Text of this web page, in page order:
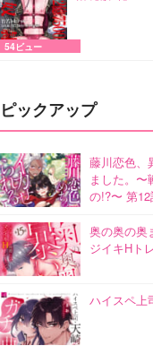
54ビュー
ピックアップ
藤川恋色、
ました。
の!?〜 第
奥の奥の奥
ジイキHト
ハイスペ上